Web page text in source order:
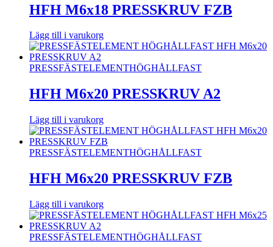
HFH M6x18 PRESSKRUV FZB
Lägg till i varukorg
PRESSFÄSTELEMENTHÖGHÅLLFAST
HFH M6x20 PRESSKRUV A2
Lägg till i varukorg
PRESSFÄSTELEMENTHÖGHÅLLFAST
HFH M6x20 PRESSKRUV FZB
Lägg till i varukorg
PRESSFÄSTELEMENTHÖGHÅLLFAST